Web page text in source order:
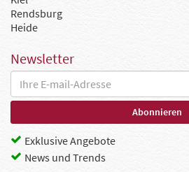
Rendsburg
Heide
Newsletter
Exklusive Angebote
News und Trends